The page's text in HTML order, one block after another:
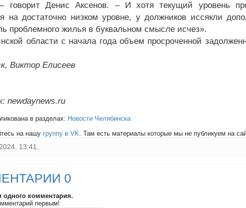
говорит Денис Аксенов. – И хотя текущий уровень
на достаточно низком уровне, у должников иссякли
проблемного жилья в буквальном смысле исчез».
области с начала года объем просроченной
Виктор Елисеев
newdaynews.ru
в разделах: Новости Челябинска
на нашу группу в VK. Там есть материалы которые мы не публикуем на
13:41,
0
одного комментария.
первым!